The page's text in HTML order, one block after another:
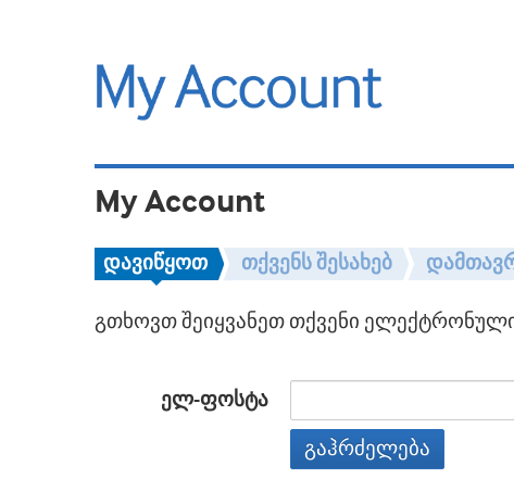
My Account
დავიწყოთ თქვენს შესახებ
გთხოვთ შეიყვანეთ თქვენი
ელ-ფოსტა
გაჰრძელება